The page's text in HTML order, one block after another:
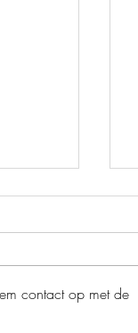
contact op met de